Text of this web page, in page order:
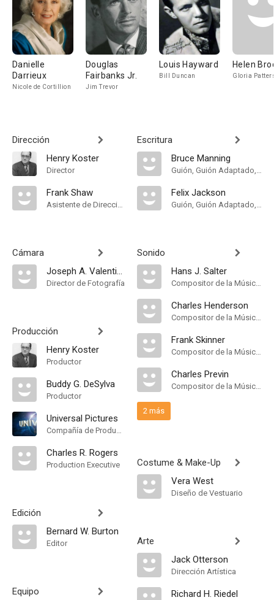
Danielle
Darrieux
Nicole de Cortillion
Douglas
Fairbanks Jr.
Jim Trevor
Louis Hayward
Bill Duncan
Helen
Gloria
Dirección
Henry Koster
Director
Frank Shaw
Asistente de Dirección
Cámara
Joseph A. Valentine
Director de Fotografía
Producción
Henry Koster
Productor
Buddy G. DeSylva
Productor
Universal Pictures
Compañía de Produccion
Charles R. Rogers
Production Executive
Edición
Bernard W. Burton
Editor
Equipo
Escritura
Bruce Manning
Guión, Guión Adaptado, Historia
Felix Jackson
Guión, Guión Adaptado, Historia
Sonido
Hans J. Salter
Compositor de la Música Original
Charles Henderson
Compositor de la Música Original
Frank Skinner
Compositor de la Música Original
Charles Previn
Compositor de la Música Original, Music Director
2 más
Costume & Make-Up
Vera West
Diseño de Vestuario
Arte
Jack Otterson
Dirección Artística
Richard H. Riedel